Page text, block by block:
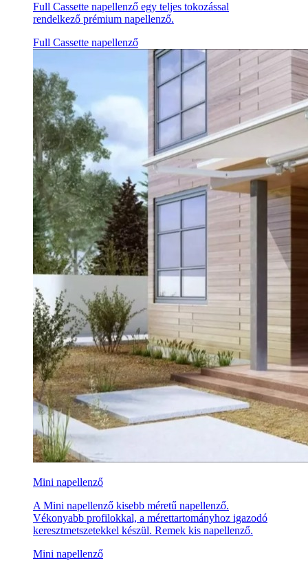
Full Cassette napellenző egy teljes tokozással
rendelkező prémium napellenző.
Full Cassette napellenző
Mini napellenző
A Mini napellenző kisebb méretű napellenző.
Vékonyabb profilokkal, a mérettartományhoz igazodó
keresztmetszetekkel készül. Remek kis napellenző.
Mini napellenző